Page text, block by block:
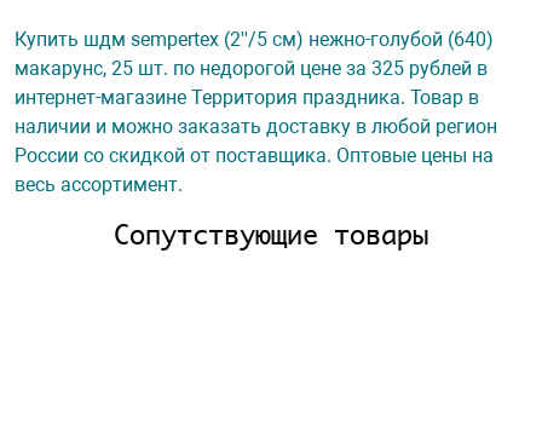
Купить шдм sempertex (2''/5 см) нежно-голубой (640)
макарунс, 25 шт. по недорогой цене за 325 рублей в
интернет-магазине Территория праздника. Товар в
наличии и можно заказать доставку в любой регион
России со скидкой от поставщика. Оптовые цены на
весь ассортимент.
Сопутствующие товары